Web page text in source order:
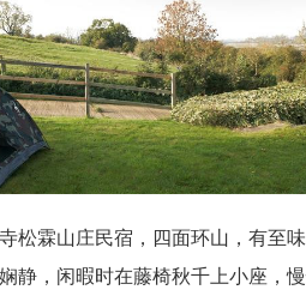
松霖山庄民宿，四面环山，有至
静，闲暇时在藤椅秋千上小座，